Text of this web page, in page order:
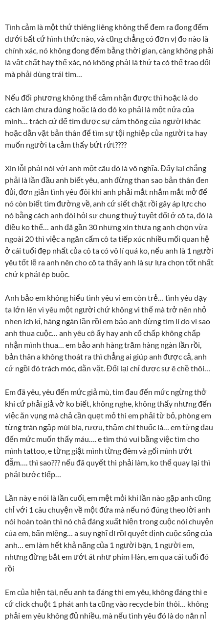
Tình cảm là một thứ thiêng liêng không thể đem ra đong đếm
dưới bất cứ hình thức nào, và cũng chẳng có đơn vị đo nào là
chính xác, nó không đong đếm bằng thời gian, càng không phải
là vật chất hay thể xác, nó không phải là thứ ta có thể trao đổi
mà phải dùng trái tim…
Nếu đối phương không thể cảm nhận được thì hoặc là do
cách làm chưa đúng hoặc là do đó ko phải là một nửa của
mình… trách cứ để tìm được sự cảm thông của người khác
hoặc dằn vặt bản thân để tìm sự tội nghiệp của người ta hay
muốn người ta cảm thấy bứt rứt????
Xin lỗi phải nói với anh một câu đó là vô nghĩa. Đấy lại chẳng
phải là lần đầu anh biết yêu, anh đừng than sao bản thân đen
đủi, đơn giản tình yêu đôi khi anh phải mắt nhắm mắt mở để
nó còn biết tìm đường về, anh cứ siết chặt rồi gây áp lực cho
nó bằng cách anh đòi hỏi sự chung thuỷ tuyệt đối ở cô ta, đó là
điều ko thể… anh đã gần 30 nhưng xin thưa ng anh chọn vừa
ngoài 20 thì việc a ngăn cấm cô ta tiếp xúc nhiều mối quan hệ
ở cái tuổi đẹp nhất của cô ta có vô lí quá ko, nếu anh là 1 người
yêu tốt lẽ ra anh nên cho cô ta thấy anh là sự lựa chọn tốt nhất
chứ k phải ép buộc.
Anh bảo em không hiểu tình yêu vì em còn trẻ… tình yêu dạy
ta lớn lên vì yêu một người chứ không vì thế mà trở nên nhỏ
nhen ích kỉ, hàng ngàn lần rồi em bảo anh đừng tìm lí do vì sao
anh thua cuộc… anh yêu cô ấy hay anh cố chấp không chấp
nhận mình thua… em bảo anh hàng trăm hàng ngàn lần rồi,
bản thân a không thoát ra thì chẳng ai giúp anh được cả, anh
cứ ngồi đó trách móc, dằn vặt. Đổi lại chỉ được sự ê chề thôi…
Em đã yêu, yêu đến mức giả mù, tim đau đến mức ngừng thở
khi cứ phải giả vờ ko biết, không nghe, không thấy nhưng đến
việc ăn vụng mà chả cần quẹt mỏ thì em phải từ bỏ, phòng em
từng tràn ngập mùi bia, rượu, thậm chí thuốc lá… em từng đau
đến mức muốn thấy máu…. e tìm thú vui bằng việc tìm cho
mình tattoo, e từng giật mình từng đêm và gối mình ướt
đẫm…. thì sao??? nếu đã quyết thì phải làm, ko thể quay lại thì
phải bước tiếp…
Lần này e nói là lần cuối, em mệt mỏi khi lần nào gặp anh cũng
chỉ với 1 câu chuyện về một đứa mà nếu nó đúng theo lời anh
nói hoàn toàn thì nó chả đáng xuất hiện trong cuộc nói chuyện
của em, bẩn miệng… a suy nghĩ đi rồi quyết định cuộc sống của
anh… em làm hết khả năng của 1 người bạn, 1 người em,
nhưng đừng bắt em ướt át như phim Hàn, em qua cái tuổi đó
rồi
Em của hiện tại, nếu anh ta đáng thì em yêu, không đáng thì e
cứ click chuột 1 phát anh ta cũng vào recycle bin thôi… không
phải em yêu không đủ nhiều, mà nếu tình yêu đó là do năn nỉ